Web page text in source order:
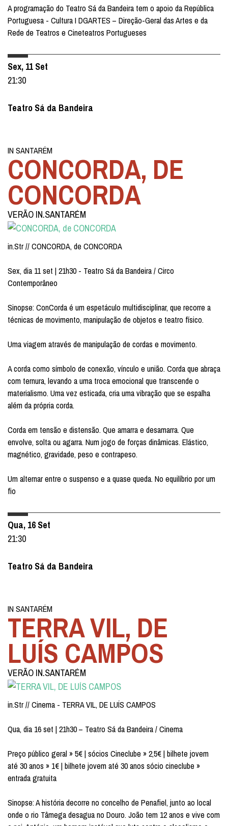
A programação do Teatro Sá da Bandeira tem o apoio da República
Portuguesa - Cultura I DGARTES – Direção-Geral das Artes e da
Rede de Teatros e Cineteatros Portugueses
Sex, 11 Set
21:30
Teatro Sá da Bandeira
IN SANTARÉM
CONCORDA, DE
CONCORDA
VERÃO IN.SANTARÉM
in.Str // CONCORDA, de CONCORDA
Sex, dia 11 set | 21h30 - Teatro Sá da Bandeira / Circo
Contemporâneo
Sinopse: ConCorda é um espetáculo multidisciplinar, que recorre a
técnicas de movimento, manipulação de objetos e teatro físico.
Uma viagem através de manipulação de cordas e movimento.
A corda como símbolo de conexão, vínculo e união. Corda que abraça
com ternura, levando a uma troca emocional que transcende o
materialismo. Uma vez esticada, cria uma vibração que se espalha
além da própria corda.
Corda em tensão e distensão. Que amarra e desamarra. Que
envolve, solta ou agarra. Num jogo de forças dinâmicas. Elástico,
magnético, gravidade, peso e contrapeso.
Um alternar entre o suspenso e a quase queda. No equilíbrio por um
fio
Qua, 16 Set
21:30
Teatro Sá da Bandeira
IN SANTARÉM
TERRA VIL, DE
LUÍS CAMPOS
VERÃO IN.SANTARÉM
in.Str // Cinema - TERRA VIL, DE LUÍS CAMPOS
Qua, dia 16 set | 21h30 – Teatro Sá da Bandeira / Cinema
Preço público geral » 5€ | sócios Cineclube » 2,5€ | bilhete jovem
até 30 anos » 1€ | bilhete jovem até 30 anos sócio cineclube »
entrada gratuita
Sinopse: A história decorre no concelho de Penafiel, junto ao local
onde o rio Tâmega desagua no Douro. João tem 12 anos e vive com